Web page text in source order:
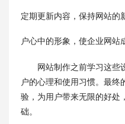
定期更新内容，保持网站的
户心中的形象，使企业网站
网站制作之前学习这些
户的心理和使用习惯。最终
验，为用户带来无限的好处
础。